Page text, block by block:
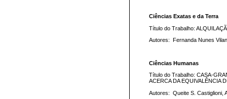
Ciências Exatas e da Terra
Título do Trabalho:
Autores: Fernanda Nunes
Ciências Humanas
Título do Trabalho: CASA-
ACERCA DA EQUIVALÊNCIA
Autores: Queite S. Castiglioni,